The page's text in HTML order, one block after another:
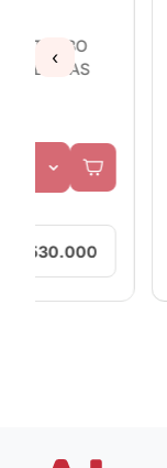
Comprá en
12 x Gs.
O comprá
‹